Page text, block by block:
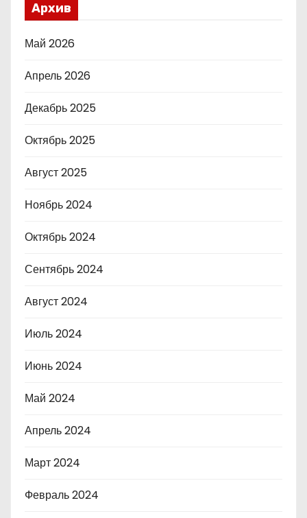
Архив
Май 2026
Апрель 2026
Декабрь 2025
Октябрь 2025
Август 2025
Ноябрь 2024
Октябрь 2024
Сентябрь 2024
Август 2024
Июль 2024
Июнь 2024
Май 2024
Апрель 2024
Март 2024
Февраль 2024